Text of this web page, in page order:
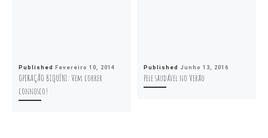
Published Fevereiro 10, 2014
OPERAÇÃO BIQUÍNI: Vem correr
connosco!
Published Junho 13, 2016
Pele saudável no Verão